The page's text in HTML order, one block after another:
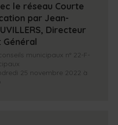
le réseau Courte
par Jean-
Directeur
municipaux n° 22-F-
25 novembre 2022 à